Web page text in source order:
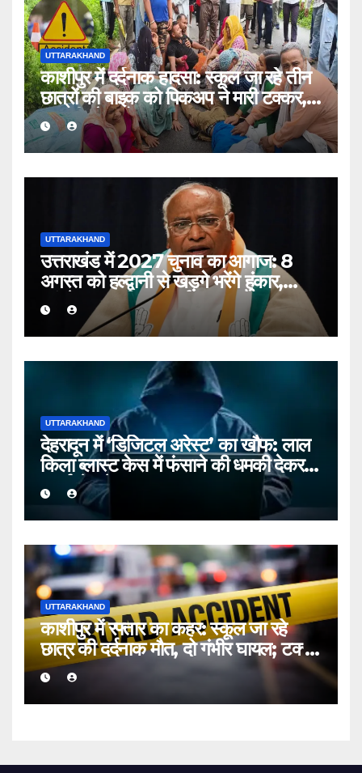
UTTARAKHAND
काशीपुर में दर्दनाक हादसा: स्कूल जा रहे तीन
छात्रों की बाइक को पिकअप ने मारी टक्कर,
एक की मौत, दो घायल
UTTARAKHAND
उत्तराखंड में 2027 चुनाव का आगाज: 8
अगस्त को हल्द्वानी से खड़गे भरेंगे हुंकार,
कांग्रेस का शक्ति प्रदर्शन
UTTARAKHAND
देहरादून में ‘डिजिटल अरेस्ट’ का खौफ: लाल
किला ब्लास्ट केस में फंसाने की धमकी देकर
बुजुर्ग से ठगे ₹13 लाख
UTTARAKHAND
काशीपुर में रफ्तार का कहर: स्कूल जा रहे
छात्र की दर्दनाक मौत, दो गंभीर घायल; टक्कर
मारकर चालक फरार